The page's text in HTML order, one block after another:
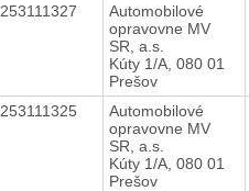
253111327
Automobilové
opravovne MV
SR, a.s.
Kúty 1/A, 080 01
Prešov
253111325
Automobilové
opravovne MV
SR, a.s.
Kúty 1/A, 080 01
Prešov